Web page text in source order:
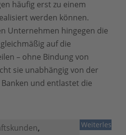
häufig erst zu einem
werden können.
Unternehmen hingegen die
auf die
– ohne Bindung von
sie unabhängig von der
und entlastet die
Weiterlesen
,